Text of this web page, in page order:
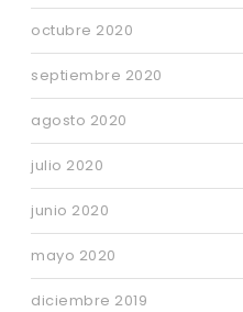
octubre 2020
septiembre 2020
agosto 2020
julio 2020
junio 2020
mayo 2020
diciembre 2019